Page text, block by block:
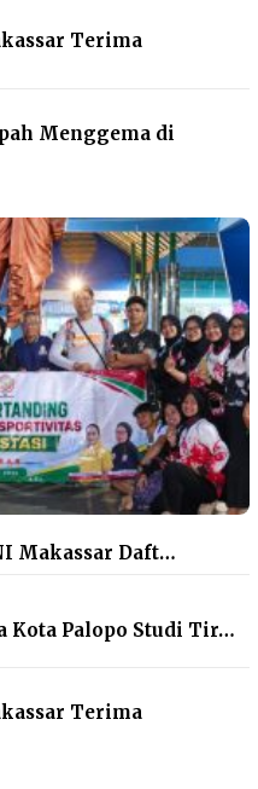
Terima
Menggema di
Makassar Daft…
Kota Palopo Studi Tir…
Terima